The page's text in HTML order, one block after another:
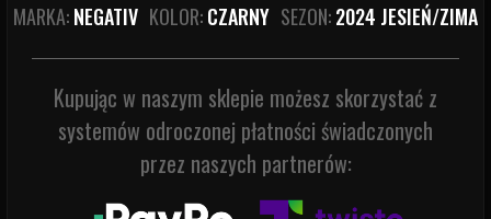
MARKA:NEGATIV KOLOR:CZARNY SEZON:2024 JESIEŃ/ZIMA
Kupując w naszym sklepie możesz skorzystać z
systemów odroczonej płatności świadczonych
przez naszych partnerów: